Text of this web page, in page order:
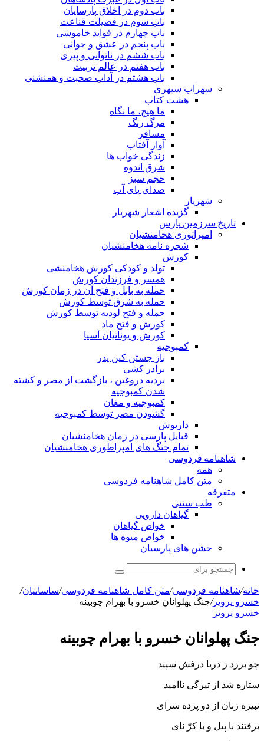
باب دوم در اخلاق پارسایان
باب سوم در فضیلت قناعت
باب چهارم در فواید خاموشى
باب پنجم در عشق و جوانى
باب ششم در ناتوانى و پیرى
باب هفتم در عالم تربیت
باب هشتم در آداب صحبت و همنشنى
سهراب سپهری
هشت کتاب
ما هیچ، ما نگاه
مرگ رنگ
مسافر
آواز آفتاب
زندگی خواب ها
شرق اندوه
حجم سبز
صدای پای آب
شهریار
گزیده اشعار شهریار
تاریخ سرزمین پارس
امپراتوری هخامنشیان
شجره نامه هخامنشیان
کورش
تولد و کودکی کورش هخامنشی
همسر و فرزندان کورش
حمله به بابل و فتح آن در زمان کورش
حمله به شرق توسط کورش
حمله و فتح لودیه توسط کورش
کورش و فتح ماد
کورش و یونانیان آسیا
کمبوجیه
باز جستن کین پدر
برادر کشی
بردیه دروغین ، بازگشت از مصر و کشته
شدن کمبوجیه
کمبوجیه و مغان
گشودن مصر توسط کمبوجیه
داریوش
قبایل پارسی در زمان هخامنشیان
تمام جنگ های امپراطوری هخامنشیان
شاهنامه فردوسی
همه
متن کامل شاهنامه فردوسی
متفرقه
طب سنتی
گیاهان دارویی
خواص گیاهان
خواص میوه ها
جشن های پارسیان
جستجو
برای
خانه/شاهنامه فردوسی/متن کامل شاهنامه فردوسی/ساسانیان/
خسرو پرویز/جنگ پهلوانان خسرو با بهرام چوبینه
خسرو پرویز
جنگ پهلوانان خسرو با بهرام چوبینه
چو برزد ز دریا درفش سپید
ستاره شد از تیرگى ناامید
تبیره زنان از دو پرده سراى
برفتند با پیل و با کرّ ناى‏